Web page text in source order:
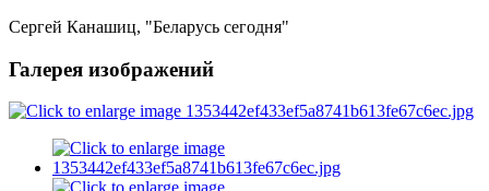
Сергей Канашиц, "Беларусь сегодня"
Галерея изображений